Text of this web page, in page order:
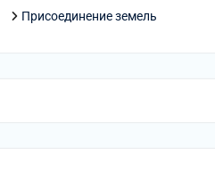
Присоединение земель